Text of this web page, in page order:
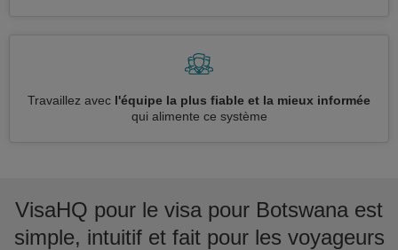
Travaillez avec l'équipe la plus fiable et la mieux informée
qui alimente ce système
VisaHQ pour le visa pour Botswana est
simple, intuitif et fait pour les voyageurs